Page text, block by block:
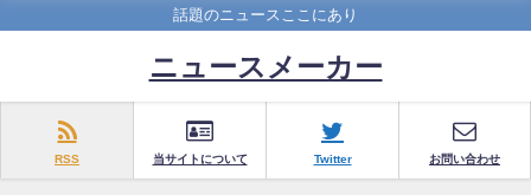
話題のニュースここにあり
ニュースメーカー
RSS 当サイトについて Twitter お問い合わせ